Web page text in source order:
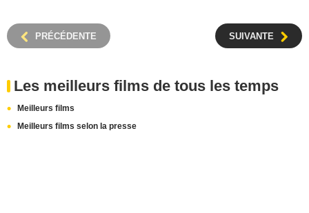
PRÉCÉDENTE SUIVANTE
Les meilleurs films de tous les temps
Meilleurs films
Meilleurs films selon la presse